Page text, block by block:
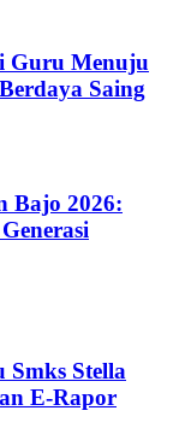
Guru Menuju
Saing
Bajo 2026:
Smks Stella
E-Rapor